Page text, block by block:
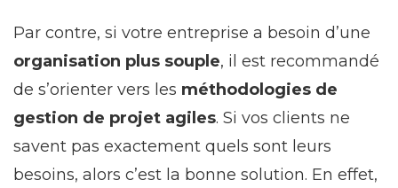
Par contre, si votre entreprise a besoin d’une
organisation plus souple, il est recommandé
de s’orienter vers les méthodologies de
gestion de projet agiles. Si vos clients ne
savent pas exactement quels sont leurs
besoins, alors c’est la bonne solution. En effet,